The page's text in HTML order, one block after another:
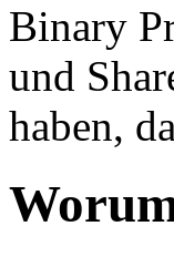
Binary
und
haben,